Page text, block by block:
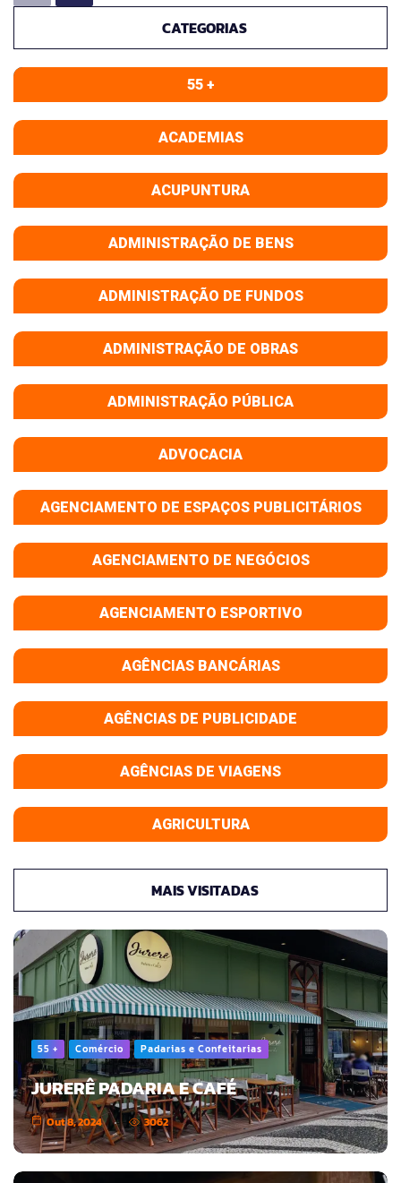
CATEGORIAS
55 +
ACADEMIAS
ACUPUNTURA
ADMINISTRAÇÃO DE BENS
ADMINISTRAÇÃO DE FUNDOS
ADMINISTRAÇÃO DE OBRAS
ADMINISTRAÇÃO PÚBLICA
ADVOCACIA
AGENCIAMENTO DE ESPAÇOS PUBLICITÁRIOS
AGENCIAMENTO DE NEGÓCIOS
AGENCIAMENTO ESPORTIVO
AGÊNCIAS BANCÁRIAS
AGÊNCIAS DE PUBLICIDADE
AGÊNCIAS DE VIAGENS
AGRICULTURA
MAIS VISITADAS
55 + Comércio Padarias e Confeitarias
JURERÊ PADARIA E CAFÉ
Out 8, 2024 3062